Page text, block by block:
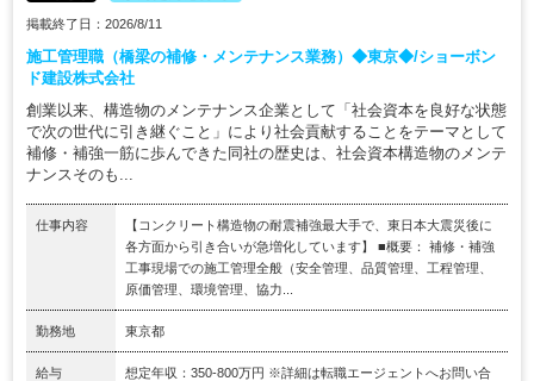
掲載終了日：2026/8/11
施工管理職（橋梁の補修・メンテナンス業務）◆東京◆/ショーボン
ド建設株式会社
創業以来、構造物のメンテナンス企業として「社会資本を良好な状態
で次の世代に引き継ぐこと」により社会貢献することをテーマとして
補修・補強一筋に歩んできた同社の歴史は、社会資本構造物のメンテ
ナンスそのも...
仕事内容
【コンクリート構造物の耐震補強最大手で、東日本大震災後に
各方面から引き合いが急増化しています】 ■概要： 補修・補強
工事現場での施工管理全般（安全管理、品質管理、工程管理、
原価管理、環境管理、協力...
勤務地 東京都
給与
想定年収：350-800万円 ※詳細は転職エージェントへお問い合